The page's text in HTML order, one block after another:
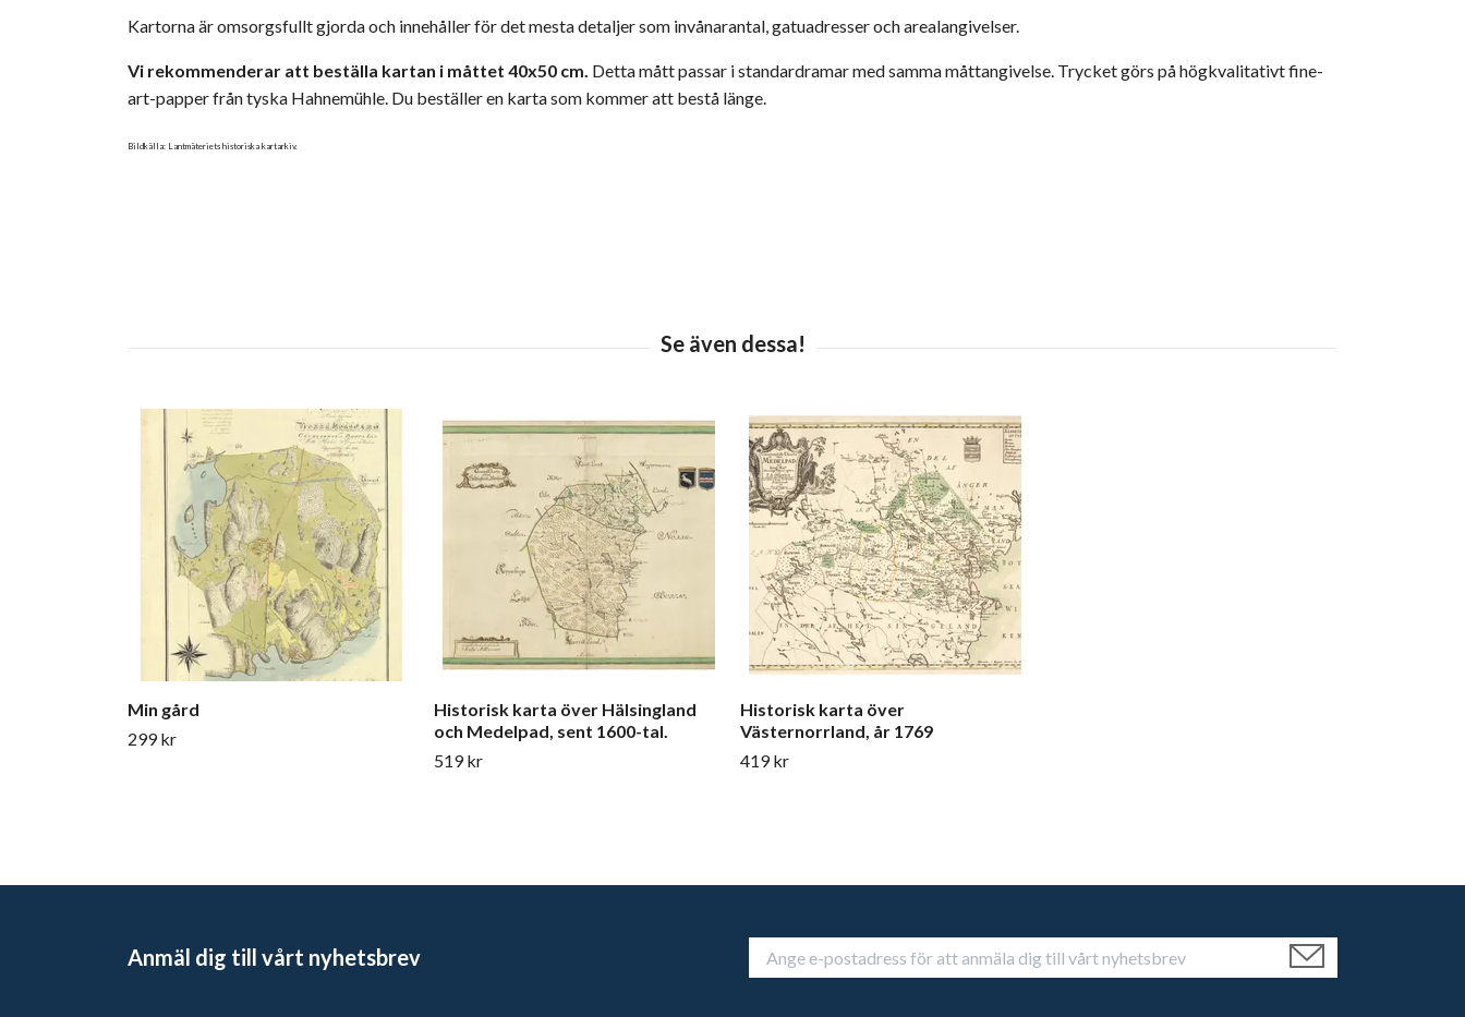
Kartorna är omsorgsfullt gjorda och innehåller för det mesta detaljer som invånarantal, gatuadresser och arealangivelser.
Vi rekommenderar att beställa kartan i måttet 40x50 cm. Detta mått passar i standardramar med samma måttangivelse. Trycket görs på högkvalitativt fine-
art-papper från tyska Hahnemühle. Du beställer en karta som kommer att bestå länge.
Bildkälla: Lantmäteriets historiska kartarkiv.
Min gård
299 kr
Historisk karta över Hälsingland
och Medelpad, sent 1600-tal.
519 kr
Historisk karta över
Västernorrland, år 1769
419 kr
Anmäl dig till vårt nyhetsbrev